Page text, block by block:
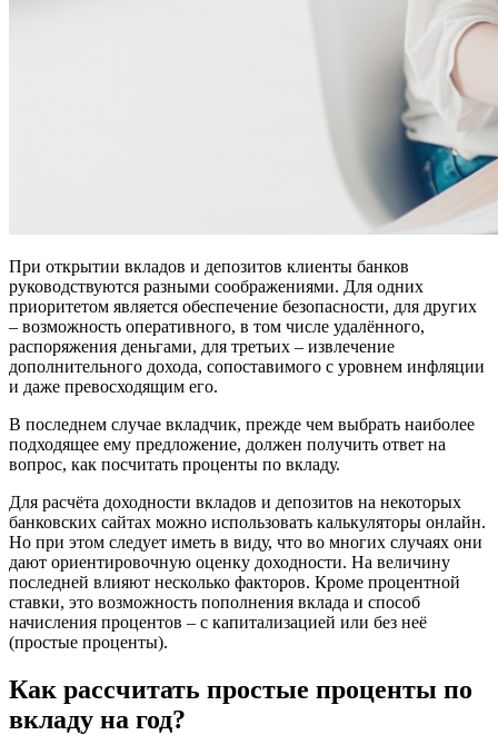
При открытии вкладов и депозитов клиенты банков
руководствуются разными соображениями. Для одних
приоритетом является обеспечение безопасности, для других
– возможность оперативного, в том числе удалённого,
распоряжения деньгами, для третьих – извлечение
дополнительного дохода, сопоставимого с уровнем инфляции
и даже превосходящим его.
В последнем случае вкладчик, прежде чем выбрать наиболее
подходящее ему предложение, должен получить ответ на
вопрос, как посчитать проценты по вкладу.
Для расчёта доходности вкладов и депозитов на некоторых
банковских сайтах можно использовать калькуляторы онлайн.
Но при этом следует иметь в виду, что во многих случаях они
дают ориентировочную оценку доходности. На величину
последней влияют несколько факторов. Кроме процентной
ставки, это возможность пополнения вклада и способ
начисления процентов – с капитализацией или без неё
(простые проценты).
Как рассчитать простые проценты по
вкладу на год?